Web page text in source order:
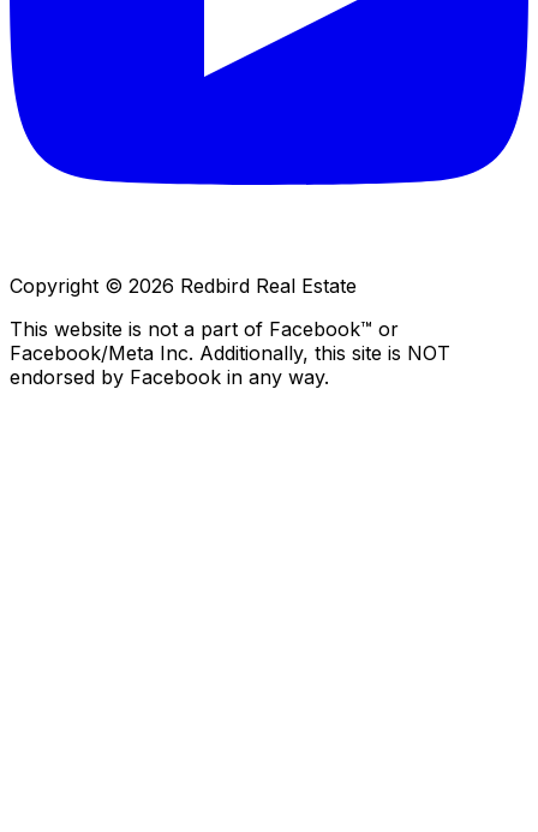
Copyright © 2026 Redbird Real Estate
This website is not a part of Facebook™ or
Facebook/Meta Inc. Additionally, this site is NOT
endorsed by Facebook in any way.